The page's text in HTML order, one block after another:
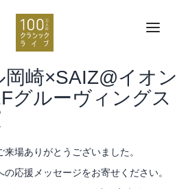
崎×SAIZ@イオン
グルーヴィングス
来場ありがとうございました。
の応援メッセージをお寄せください。